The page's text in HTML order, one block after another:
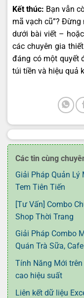
Kết thúc: Bạn vẫn
mã vạch cũ”?
dưới bài viết –
các chuyên gia
đáng có một quyết
túi tiền và hiệu quả
Các tin cùng
Giải Pháp Quản Lý
Tem Tiên Tiến
[Tư Vấn] Combo
Shop Thời Trang
Giải Pháp Combo
Quán Trà Sữa, Cafe
Tính Năng Mới
cao hiệu suất
Liên kết dữ liệu